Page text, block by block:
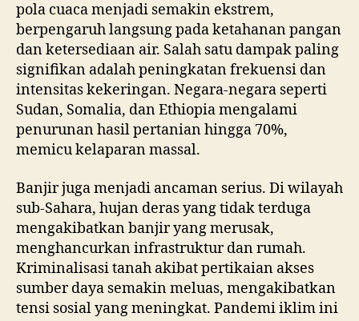
pola cuaca menjadi semakin ekstrem,
berpengaruh langsung pada ketahanan pangan
dan ketersediaan air. Salah satu dampak paling
signifikan adalah peningkatan frekuensi dan
intensitas kekeringan. Negara-negara seperti
Sudan, Somalia, dan Ethiopia mengalami
penurunan hasil pertanian hingga 70%,
memicu kelaparan massal.
Banjir juga menjadi ancaman serius. Di wilayah
sub-Sahara, hujan deras yang tidak terduga
mengakibatkan banjir yang merusak,
menghancurkan infrastruktur dan rumah.
Kriminalisasi tanah akibat pertikaian akses
sumber daya semakin meluas, mengakibatkan
tensi sosial yang meningkat. Pandemi iklim ini